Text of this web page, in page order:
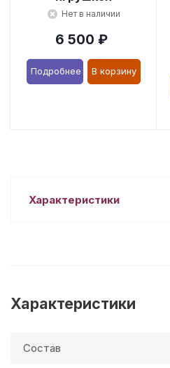
Нет в наличии
6 500 ₽
Подробнее В корзину
Характеристики
Характеристики
Состав